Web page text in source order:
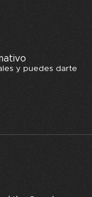
y puedes darte